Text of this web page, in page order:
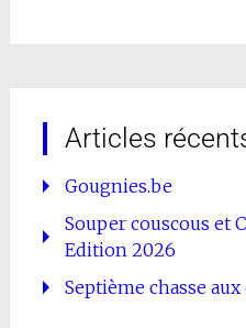
Articles
Gougnies.be
Souper couscous et
Edition 2026
Septième chasse